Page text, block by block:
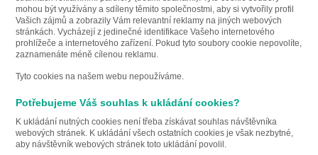
mohou být využívány a sdíleny těmito společnostmi, aby si vytvořily profil
Vašich zájmů a zobrazily Vám relevantní reklamy na jiných webových
stránkách. Vycházejí z jedinečné identifikace Vašeho internetového
prohlížeče a internetového zařízení. Pokud tyto soubory cookie nepovolíte,
zaznamenáte méně cílenou reklamu.
Tyto cookies na našem webu nepoužíváme.
Potřebujeme Váš souhlas k ukládání cookies?
K ukládání nutných cookies není třeba získávat souhlas návštěvníka
webových stránek. K ukládání všech ostatních cookies je však nezbytné,
aby návštěvník webových stránek toto ukládání povolil.